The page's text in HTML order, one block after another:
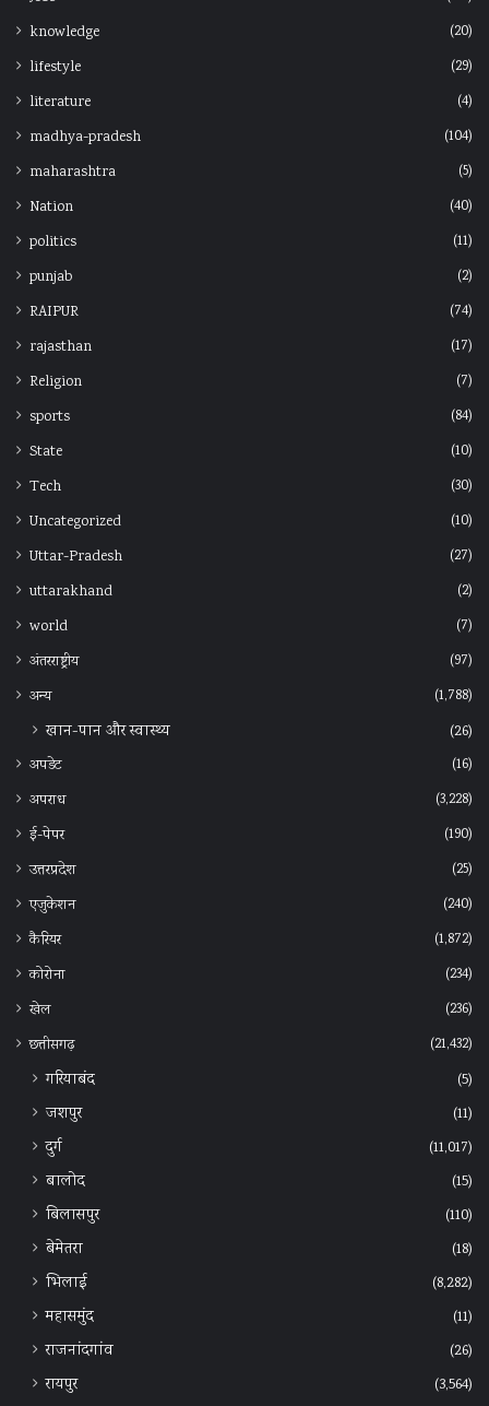
knowledge
(20)
lifestyle
(29)
literature
(4)
madhya-pradesh
(104)
maharashtra
(5)
Nation
(40)
politics
(11)
punjab
(2)
RAIPUR
(74)
rajasthan
(17)
Religion
(7)
sports
(84)
State
(10)
Tech
(30)
Uncategorized
(10)
Uttar-Pradesh
(27)
uttarakhand
(2)
world
(7)
अंतरराष्ट्रीय
(97)
अन्‍य
(1,788)
खान-पान और स्वास्थ्य (26)
अपडेट
(16)
अपराध
(3,228)
ई-पेपर
(190)
उत्तरप्रदेश
(25)
एजुकेशन
(240)
कैरियर
(1,872)
कोरोना
(234)
खेल
(236)
छत्तीसगढ़
(21,432)
गरियाबंद
(5)
जशपुर
(11)
दुर्ग
(11,017)
बालोद
(15)
बिलासपुर
(110)
बेमेतरा
(18)
भिलाई
(8,282)
महासमुंद
(11)
राजनांदगांव
(26)
रायपुर
(3,564)